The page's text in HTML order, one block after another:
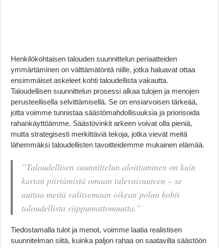
Henkilökohtaisen talouden suunnittelun periaatteiden
ymmärtäminen on välttämätöntä niille, jotka haluavat ottaa
ensimmäiset askeleet kohti taloudellista vakautta.
Taloudellisen suunnittelun prosessi alkaa tulojen ja menojen
perusteellisella selvittämisellä. Se on ensiarvoisen tärkeää,
jotta voimme tunnistaa säästömahdollisuuksia ja priorisoida
rahankäyttöämme. Säästövinkit arkeen voivat olla pieniä,
mutta strategisesti merkittäviä tekoja, jotka vievät meitä
lähemmäksi taloudellisten tavoitteidemme mukainen elämää.
”Taloudellisen suunnittelun aloittaminen on kuin
kartan piirtämistä omaan tulevaisuuteen – se
auttaa meitä valitsemaan oikean polun kohti
taloudellista riippumattomuutta.”
Tiedostamalla tulot ja menot, voimme laatia realistisen
suunnitelman siitä, kuinka paljon rahaa on saatavilla säästöön